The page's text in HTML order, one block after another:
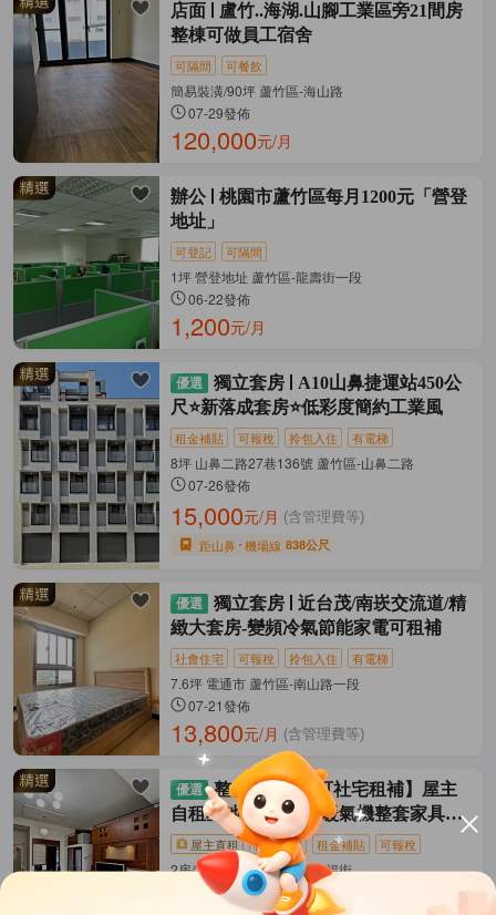
店面
盧竹..海湖.山腳工業區旁21間房
整棟可做員工宿舍
可隔間 可餐飲
簡易裝潢/90坪 蘆竹區-海山路
07-29發佈
120,000元/月
辦公
桃園市蘆竹區每月1200元「營登
地址」
可登記 可隔間
1坪 營登地址 蘆竹區-龍壽街一段
06-22發佈
1,200元/月
獨立套房
A10山鼻捷運站450公
尺⭐新落成套房⭐低彩度簡約工業風
租金補貼 可報稅 拎包入住 有電梯
8坪 山鼻二路27巷136號 蘆竹區-山鼻二路
07-26發佈
15,000元/月 (含管理費等)
距山鼻 機場線 838公尺
獨立套房
近台茂/南崁交流道/精
緻大套房-變頻冷氣節能家電可租補
社會住宅 可報稅 拎包入住 有電梯
7.6坪 電通市 蘆竹區-南山路一段
07-21發佈
13,800元/月 (含管理費等)
整層住家
【可社宅租補】屋主
自租星池漂亮2房冷暖氣機整套家具家
電景觀佳
屋主直租 社會住宅 租金補貼 可報稅
2房/24.7坪 星池 蘆竹區-南福街
07-15發佈